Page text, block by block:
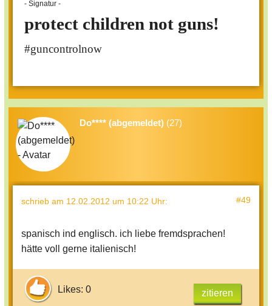
- Signatur -
protect children not guns!
#guncontrolnow
Do**** (abgemeldet) (27)
schrieb am 12.02.2012 um 10:22 Uhr: #49
spanisch ind englisch. ich liebe fremdsprachen!
hätte voll gerne italienisch!
Likes: 0 zitieren